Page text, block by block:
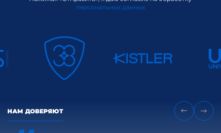
персональных данных
НАМ ДОВЕРЯЮТ